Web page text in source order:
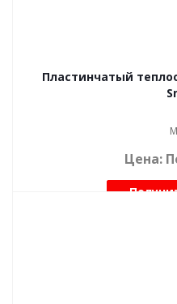
Пластинчатый
Цена: